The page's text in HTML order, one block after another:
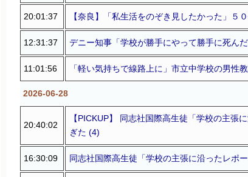
20:01:37 【奈良】「私生活をのぞき見したかった」５
12:31:37 デニー知事「学校が勝手にやって勝手に死ん
11:01:56 「軽い気持ちで線路上に」市立中学校の男
2026-06-28
20:40:02
【PICKUP】 同志社国際高生徒「学校の主
ぎた (4)
16:30:09 同志社国際高生徒「学校の主張に沿ったレポ